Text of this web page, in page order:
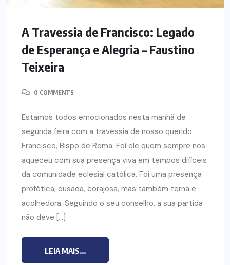
A Travessia de Francisco: Legado
de Esperança e Alegria – Faustino
Teixeira
0 COMMENTS
Estamos todos emocionados nesta manhã de
segunda feira com a travessia de nosso querido
Francisco, Bispo de Roma. Foi ele quem sempre nos
aqueceu com sua presença viva em tempos difíceis
da comunidade eclesial católica. Foi uma presença
profética, ousada, corajosa, mas também terna e
acolhedora. Seguindo o seu conselho, a sua partida
não deve […]
LEIA MAIS...